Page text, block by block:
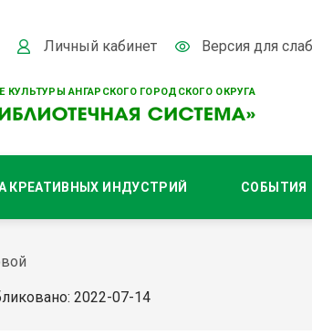
АНГАРСКОГО ГОРОДСКОГО ОКРУГА
Личный кабинет Версия для
КРЕАТИВНЫХ ИНДУСТРИЙ СОБЫТИЯ
2022-07-14